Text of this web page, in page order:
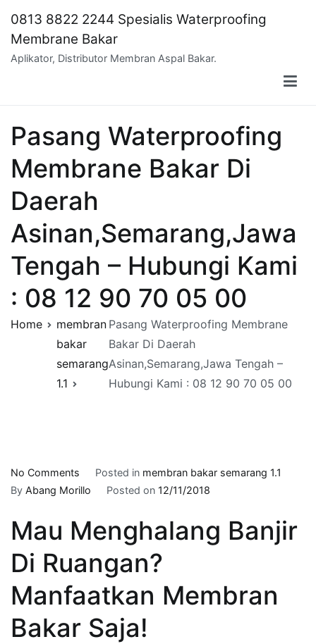
content
0813 8822 2244 Spesialis Waterproofing
Membrane Bakar
Aplikator, Distributor Membran Aspal Bakar.
Pasang Waterproofing
Membrane Bakar Di
Daerah
Asinan,Semarang,Jawa
Tengah – Hubungi Kami
: 08 12 90 70 05 00
Home
membran
bakar
semarang
1.1
Pasang Waterproofing Membrane
Bakar Di Daerah
Asinan,Semarang,Jawa Tengah –
Hubungi Kami : 08 12 90 70 05 00
No Comments
Pasang
Membrane
Bakar
Di
Daerah
Asinan,Semarang,Jawa
Posted in membran bakar semarang 1.1
By Abang Morillo Posted on 12/11/2018
Mau Menghalang Banjir
Di Ruangan?
Manfaatkan Membran
Bakar Saja!